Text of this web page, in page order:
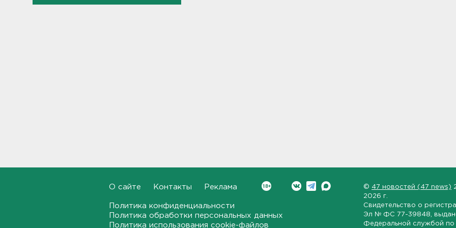
Скончался отец футболиста
О сайте Контакты Реклама
Политика конфиденциальности
Политика обработки персональных данных
Политика использования cookie-файлов
© 47 новостей (47 news)
2026 г.
Свидетельство о
Эл № ФС 77-39848 ,
Федеральной службой по